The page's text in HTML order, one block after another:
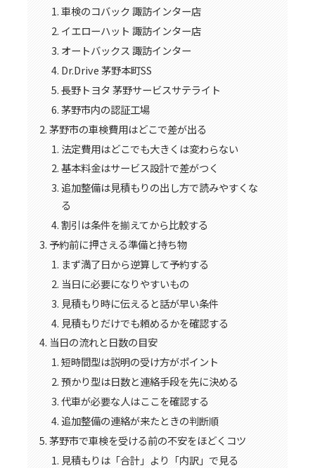
車検のコバック 諏訪インター店
イエローハット 諏訪インター店
オートバックス 諏訪インター
Dr.Drive 茅野本町SS
長野トヨタ 茅野サービスサテライト
茅野市内の認証工場
茅野市の車検費用はどこで差が出る
法定費用はどこでも大きくは変わらない
基本料金はサービス設計で差がつく
追加整備は見積もりの出し方で読みやすくな
る
割引は条件を揃えてから比較する
予約前に押さえる準備と持ち物
まず満了日から逆算して予約する
当日に必要になりやすいもの
見積もり時に伝えると話が早い条件
見積もりだけでも頼めるかを確認する
当日の流れと日数の目安
短時間型は説明の受け方がポイント
預かり型は日数と連絡手段を先に決める
代車が必要な人はここを確認する
追加整備の連絡が来たときの判断順
茅野市で車検を受ける前の不安をほどくコツ
見積もりは「合計」より「内訳」で見る